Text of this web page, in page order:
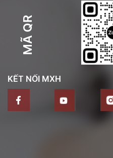
MÃ QR
KẾT NỐI MXH